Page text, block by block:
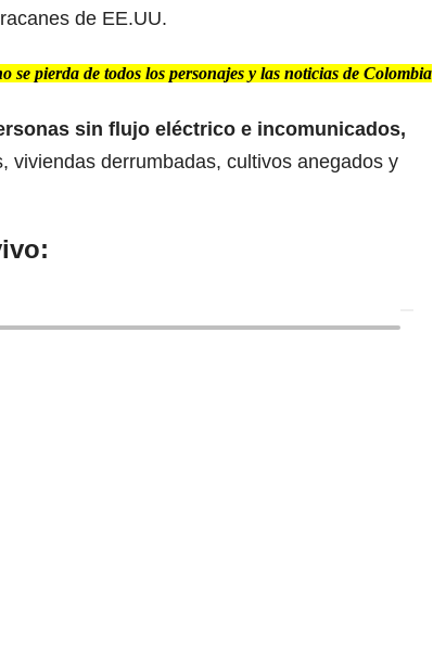
de EE.UU.
se pierda de todos los personajes y las noticias de Colombia
sin flujo eléctrico e incomunicados,
viviendas derrumbadas, cultivos anegados y